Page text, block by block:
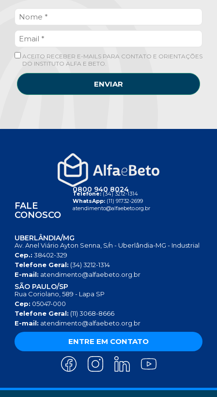
ACEITO RECEBER E-MAILS PARA CONTATO E ORIENTAÇÕES
DO INSTITUTO ALFA E BETO.
ENVIAR
FALE
CONOSCO
0800 940 8024
Telefone:(34) 3212-1314
WhatsApp: (11) 91732-2699
atendimento@alfaebeto.org.br
UBERLÂNDIA/MG
Av. Anel Viário Ayton Senna, S/n - Uberlândia-MG - Industrial
Cep.: 38402-329
Telefone Geral: (34) 3212-1314
E-mail: atendimento@alfaebeto.org.br
SÃO PAULO/SP
Rua Coriolano, 589 - Lapa SP
Cep: 05047-000
Telefone Geral: (11) 3068-8666
E-mail: atendimento@alfaebeto.org.br
ENTRE EM CONTATO